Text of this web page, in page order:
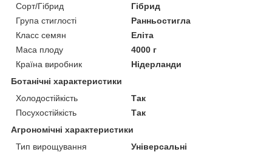
Сорт/Гібрид
Гібрид
Група стиглості
Ранньостигла
Класс семян
Еліта
Маса плоду
4000 г
Країна виробник
Нідерланди
Ботанічні характеристики
Холодостійкість
Так
Посухостійкість
Так
Агрономічні характеристики
Тип вирощування
Універсальні